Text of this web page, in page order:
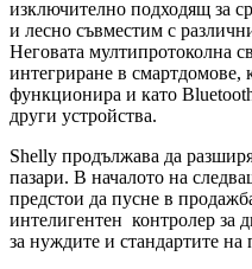
изключително подходящ за
и лесно съвместим с
Неговата мултипротоколна
интегриране в смартдомове,
функционира и като
други устройства.
Shelly продължава да
пазари. В началото на
предстои да пусне в
интелигентен контролер за
за нуждите и стандартите